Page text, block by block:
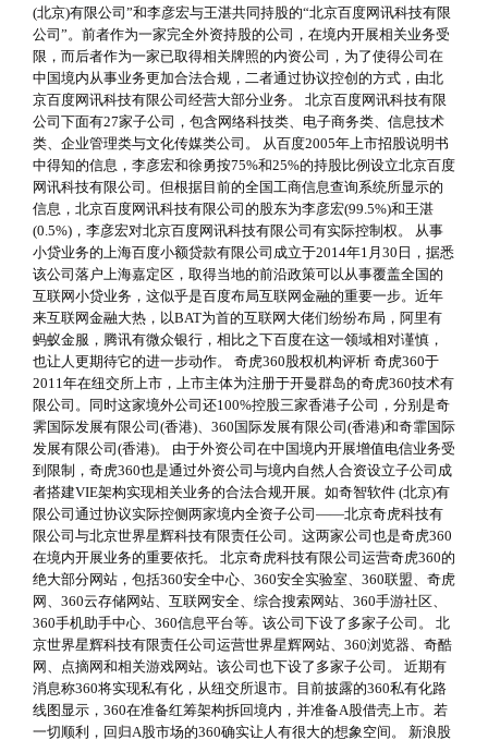
(北京)有限公司”和李彦宏与王湛共同持股的“北京百度网讯科技有限
公司”。前者作为一家完全外资持股的公司，在境内开展相关业务受
限，而后者作为一家已取得相关牌照的内资公司，为了使得公司在
中国境内从事业务更加合法合规，二者通过协议控创的方式，由北
京百度网讯科技有限公司经营大部分业务。 北京百度网讯科技有限
公司下面有27家子公司，包含网络科技类、电子商务类、信息技术
类、企业管理类与文化传媒类公司。 从百度2005年上市招股说明书
中得知的信息，李彦宏和徐勇按75%和25%的持股比例设立北京百度
网讯科技有限公司。但根据目前的全国工商信息查询系统所显示的
信息，北京百度网讯科技有限公司的股东为李彦宏(99.5%)和王湛
(0.5%)，李彦宏对北京百度网讯科技有限公司有实际控制权。 从事
小贷业务的上海百度小额贷款有限公司成立于2014年1月30日，据悉
该公司落户上海嘉定区，取得当地的前沿政策可以从事覆盖全国的
互联网小贷业务，这似乎是百度布局互联网金融的重要一步。近年
来互联网金融大热，以BAT为首的互联网大佬们纷纷布局，阿里有
蚂蚁金服，腾讯有微众银行，相比之下百度在这一领域相对谨慎，
也让人更期待它的进一步动作。 奇虎360股权机构评析 奇虎360于
2011年在纽交所上市，上市主体为注册于开曼群岛的奇虎360技术有
限公司。同时这家境外公司还100%控股三家香港子公司，分别是奇
霁国际发展有限公司(香港)、360国际发展有限公司(香港)和奇霏国际
发展有限公司(香港)。 由于外资公司在中国境内开展增值电信业务受
到限制，奇虎360也是通过外资公司与境内自然人合资设立子公司成
者搭建VIE架构实现相关业务的合法合规开展。如奇智软件 (北京)有
限公司通过协议实际控侧两家境内全资子公司——北京奇虎科技有
限公司与北京世界星辉科技有限责任公司。这两家公司也是奇虎360
在境内开展业务的重要依托。 北京奇虎科技有限公司运营奇虎360的
绝大部分网站，包括360安全中心、360安全实验室、360联盟、奇虎
网、360云存储网站、互联网安全、综合搜索网站、360手游社区、
360手机助手中心、360信息平台等。该公司下设了多家子公司。 北
京世界星辉科技有限责任公司运营世界星辉网站、360浏览器、奇酷
网、点摘网和相关游戏网站。该公司也下设了多家子公司。 近期有
消息称360将实现私有化，从纽交所退市。目前披露的360私有化路
线图显示，360在准备红筹架构拆回境内，并准备A股借壳上市。若
一切顺利，回归A股市场的360确实让人有很大的想象空间。 新浪股